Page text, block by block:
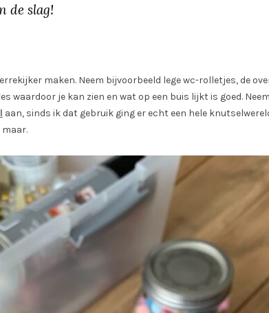
de slag!
maken. Neem bijvoorbeeld lege wc-rolletjes, de
waardoor je kan zien en wat op een buis lijkt is goed.
aan, sinds ik dat gebruik ging er echt een hele